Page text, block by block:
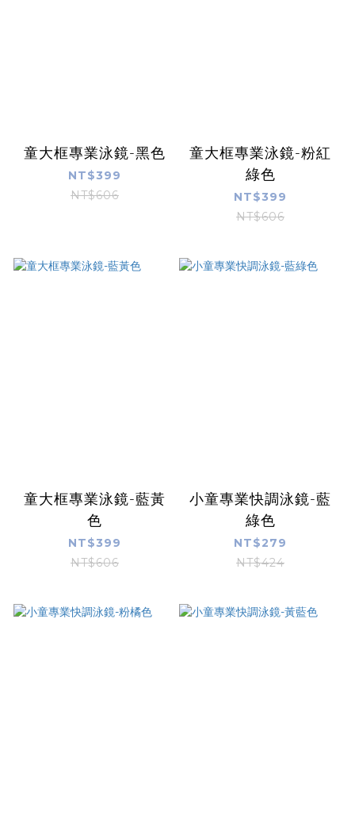
童大框專業泳鏡-黑色
NT$399
NT$606
童大框專業泳鏡-粉紅
綠色
NT$399
NT$606
童大框專業泳鏡-藍黃
色
NT$399
NT$606
小童專業快調泳鏡-藍
綠色
NT$279
NT$424